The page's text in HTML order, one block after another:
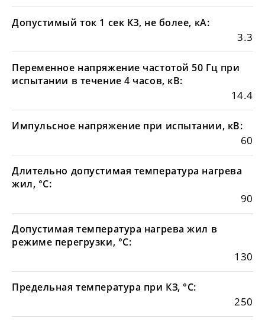
Допустимый ток 1 сек КЗ, не более, кА:
3.3
Переменное напряжение частотой 50 Гц при
испытании в течение 4 часов, кВ:
14.4
Импульсное напряжение при испытании, кВ:
60
Длительно допустимая температура нагрева
жил, °С:
90
Допустимая температура нагрева жил в
режиме перегрузки, °С:
130
Предельная температура при КЗ, °С:
250